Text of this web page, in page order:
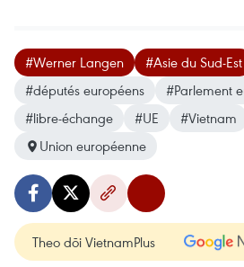
#Werner Langen
#Asie du Sud-Est
#députés européens
#Parlement
#libre-échange
#UE
#Vietnam
Union européenne
Theo dõi VietnamPlus